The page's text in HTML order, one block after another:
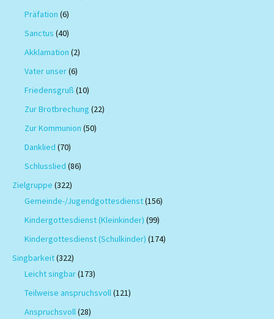
Präfation (6)
Sanctus (40)
Akklamation (2)
Vater unser(6)
Friedensgruß (10)
Zur Brotbrechung (22)
Zur Kommunion (50)
Danklied (70)
Schlusslied (86)
Zielgruppe (322)
Gemeinde-/Jugendgottesdienst(156)
Kindergottesdienst (Kleinkinder) (99)
Kindergottesdienst (Schulkinder) (174)
Singbarkeit(322)
Leicht singbar(173)
Teilweise anspruchsvoll(121)
Anspruchsvoll(28)